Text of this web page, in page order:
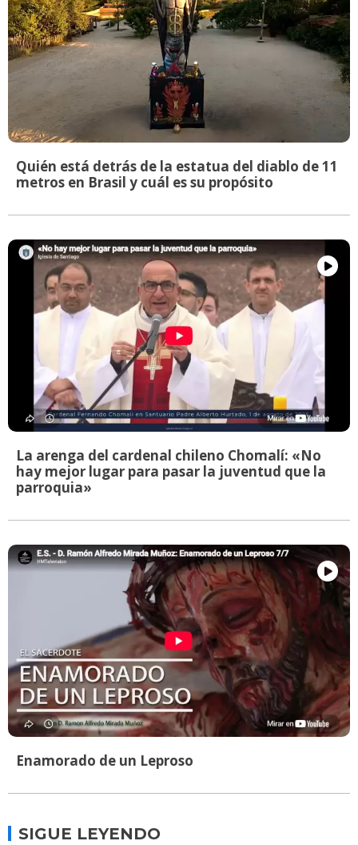
Quién está detrás de la estatua del diablo de 11
metros en Brasil y cuál es su propósito
La arenga del cardenal chileno Chomalí: «No
hay mejor lugar para pasar la juventud que la
parroquia»
Enamorado de un Leproso
SIGUE LEYENDO